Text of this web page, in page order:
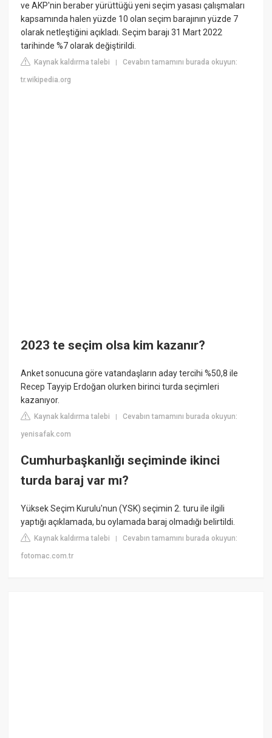
ve AKP'nin beraber yürüttüğü yeni seçim yasası çalışmaları
kapsamında halen yüzde 10 olan seçim barajının yüzde 7
olarak netleştiğini açıkladı. Seçim barajı 31 Mart 2022
tarihinde %7 olarak değiştirildi.
Kaynak kaldırma talebi |Cevabın tamamını burada okuyun:
tr.wikipedia.org
2023 te seçim olsa kim kazanır?
Anket sonucuna göre vatandaşların aday tercihi %50,8 ile
Recep Tayyip Erdoğan olurken birinci turda seçimleri
kazanıyor.
Kaynak kaldırma talebi |Cevabın tamamını burada okuyun:
yenisafak.com
Cumhurbaşkanlığı seçiminde ikinci
turda baraj var mı?
Yüksek Seçim Kurulu'nun (YSK) seçimin 2. turu ile ilgili
yaptığı açıklamada, bu oylamada baraj olmadığı belirtildi.
Kaynak kaldırma talebi |Cevabın tamamını burada okuyun:
fotomac.com.tr